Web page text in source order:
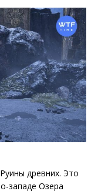
древних. Это
западе Озера